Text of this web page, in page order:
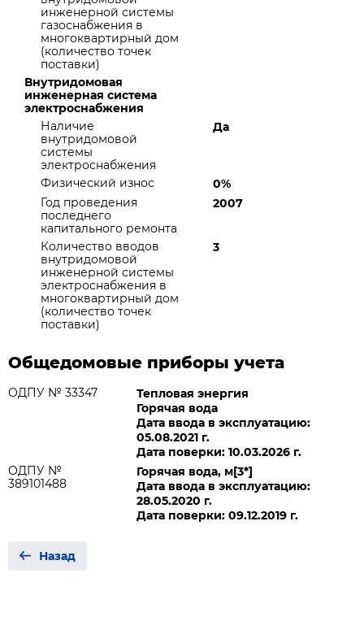
инженерной системы
газоснабжения в
многоквартирный дом
(количество точек
поставки)
Внутридомовая
инженерная система
электроснабжения
Наличие
внутридомовой
системы
электроснабжения
Да
Физический износ
0%
Год проведения
последнего
капитального ремонта
2007
Количество вводов
внутридомовой
инженерной системы
электроснабжения в
многоквартирный дом
(количество точек
поставки)
3
Общедомовые приборы учета
ОДПУ № 33347
Тепловая энергия
Горячая вода
Дата ввода в эксплуатацию:
05.08.2021 г.
Дата поверки: 10.03.2026 г.
ОДПУ №
389101488
Горячая вода, м[3*]
Дата ввода в эксплуатацию:
28.05.2020 г.
Дата поверки: 09.12.2019 г.
Назад